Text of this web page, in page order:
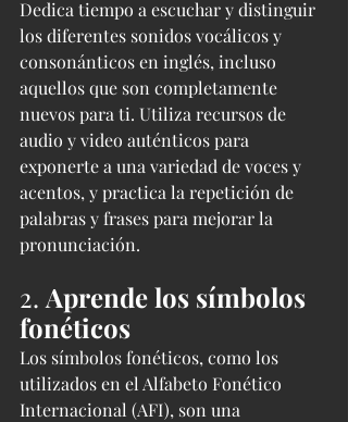
Dedica tiempo a escuchar y distinguir
los diferentes sonidos vocálicos y
consonánticos en inglés, incluso
aquellos que son completamente
nuevos para ti. Utiliza recursos de
audio y video auténticos para
exponerte a una variedad de voces y
acentos, y practica la repetición de
palabras y frases para mejorar la
pronunciación.
2. Aprende los símbolos
fonéticos
Los símbolos fonéticos, como los
utilizados en el Alfabeto Fonético
Internacional (AFI), son una